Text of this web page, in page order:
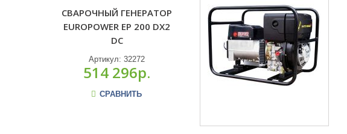
СВАРОЧНЫЙ ГЕНЕРАТОР
EUROPOWER EP 200 DX2
DC
Артикул: 32272
514 296р.
СРАВНИТЬ